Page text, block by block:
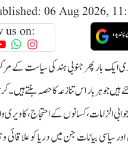
06 Aug 2026,
us on:
ایک بار پھر جنوبی ہند کی سیاست کے
ہیں جو ہر بار اس تنازعہ کا حصہ بنتے ہیں۔
الزامات، کسانوں کے احتجاج، کاویری
سیاسی بیانات جن میں دریا کو علاقائی